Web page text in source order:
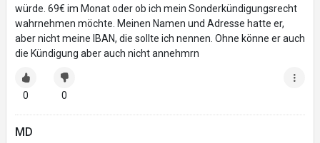
würde. 69€ im Monat oder ob ich mein Sonderkündigungsrecht
wahrnehmen möchte. Meinen Namen und Adresse hatte er,
aber nicht meine IBAN, die sollte ich nennen. Ohne könne er auch
die Kündigung aber auch nicht annehmrn
0 0
MD